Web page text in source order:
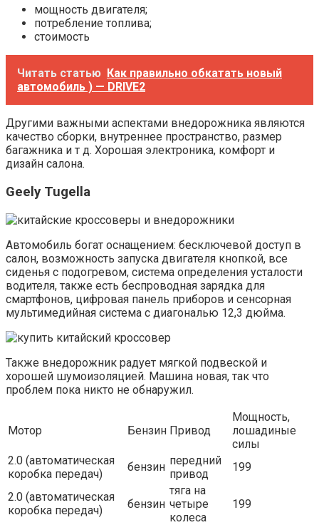
мощность двигателя;
потребление топлива;
стоимость
Читать статью Как правильно обкатать новый
автомобиль ) — DRIVE2
Другими важными аспектами внедорожника являются
качество сборки, внутреннее пространство, размер
багажника и т д. Хорошая электроника, комфорт и
дизайн салона.
Geely Tugella
Автомобиль богат оснащением: бесключевой доступ в
салон, возможность запуска двигателя кнопкой, все
сиденья с подогревом, система определения усталости
водителя, также есть беспроводная зарядка для
смартфонов, цифровая панель приборов и сенсорная
мультимедийная система с диагональю 12,3 дюйма.
Также внедорожник радует мягкой подвеской и
хорошей шумоизоляцией. Машина новая, так что
проблем пока никто не обнаружил.
Мотор Бензин Привод
Мощность,
лошадиные
силы
2.0 (автоматическая
коробка передач)
бензин передний
привод
199
2.0 (автоматическая
коробка передач)
бензин
тяга на
четыре
колеса
199